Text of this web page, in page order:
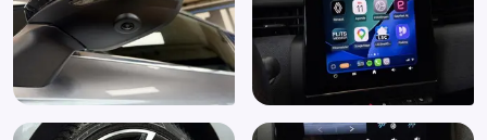
Stuur kunstleder
Stuur multifunctioneel
Stuur verstelbaar
Verkeersbord detectie